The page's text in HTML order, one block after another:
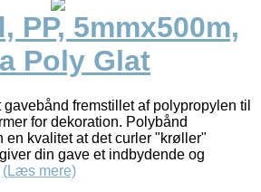
PP, 5mmx500m,
Poly Glat
fremstillet af polypropylen til
for dekoration. Polybånd
en kvalitet at det curler "krøller"
din gave et indbydende og
(Læs mere)